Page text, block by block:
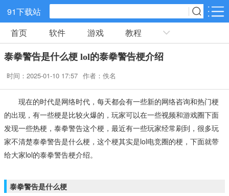
91下载站
网游分类 软件分类
休闲益智 策略塔防
冒险解谜 体育竞技 音乐节奏
儿童教育
射击吃鸡
首页 软件 游戏 教程
泰拳警告是什么梗 lol的泰拳警告梗介绍
时间：2025-01-10 17:57 作者：佚名
现在的时代是网络时代，每天都会有一些新的网络咨询和热门梗
的出现，有一些梗是比较火爆的，玩家可以在一些视频和游戏圈下面
发现一些热梗，泰拳警告这个梗，最近有一些玩家经常刷到，很多玩
家不清楚泰拳警告是什么梗，这个梗其实是lol电竞圈的梗，下面就带
给大家lol的泰拳警告梗介绍。
泰拳警告是什么梗